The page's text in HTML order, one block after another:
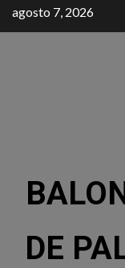
agosto 7, 2026
DE